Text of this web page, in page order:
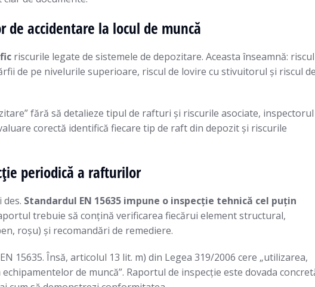
de accidentare la locul de muncă
riscurile legate de sistemele de depozitare. Aceasta înseamnă: riscul
de pe nivelurile superioare, riscul de lovire cu stivuitorul și riscul de
fără să detalieze tipul de rafturi și riscurile asociate, inspectorul
corectă identifică fiecare tip de raft din depozit și riscurile
periodică a rafturilor
Standardul EN 15635 impune o inspecție tehnică cel puțin
trebuie să conțină verificarea fiecărui element structural,
roșu) și recomandări de remediere.
15635. Însă, articolul 13 lit. m) din Legea 319/2006 cere „utilizarea,
de muncă”. Raportul de inspecție este dovada